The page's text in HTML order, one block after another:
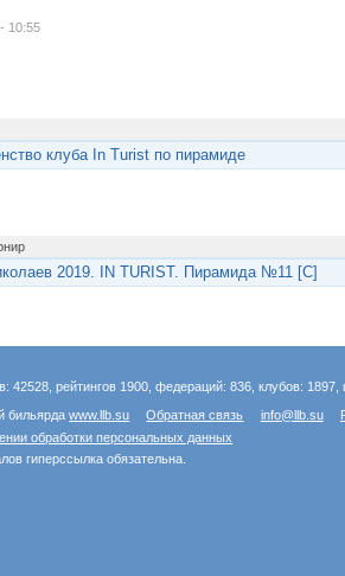
10:55
клуба In Turist по пирамиде
2019. IN TURIST. Пирамида №11 [С]
42528, рейтингов 1900, федераций: 836, клубов:
бильярдаwww.llb.su Обратная связь info@llb.su
обработки персональных данных
гиперссылка обязательна.